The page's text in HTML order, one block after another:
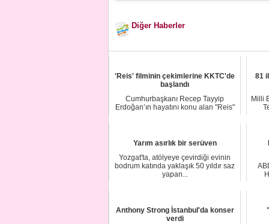
Diğer Haberler
'Reis' filminin çekimlerine KKTC'de
başlandı
Cumhurbaşkanı Recep Tayyip
Erdoğan’ın hayatını konu alan "Reis"
81
Milli
Yarım asırlık bir serüven
Yozgat'ta, atölyeye çevirdiği evinin
bodrum katında yaklaşık 50 yıldır saz
yapan...
Anthony Strong İstanbul'da konser
verdi